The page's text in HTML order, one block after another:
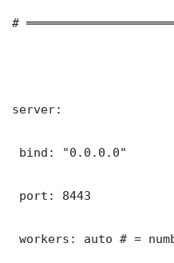
#
server:
bind: "0.0.0.0"
port: 8443
workers: auto # =